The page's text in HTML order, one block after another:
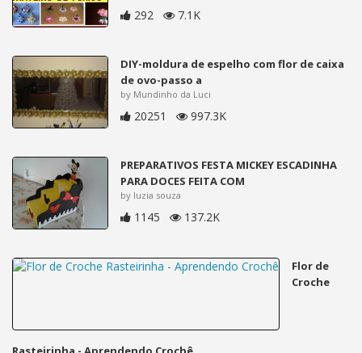
292 7.1K
DIY-moldura de espelho com flor de caixa
de ovo-passo a
by Mundinho da Luci
20251 997.3K
PREPARATIVOS FESTA MICKEY ESCADINHA
PARA DOCES FEITA COM
by luzia souza
1145 137.2K
Flor de
Croche